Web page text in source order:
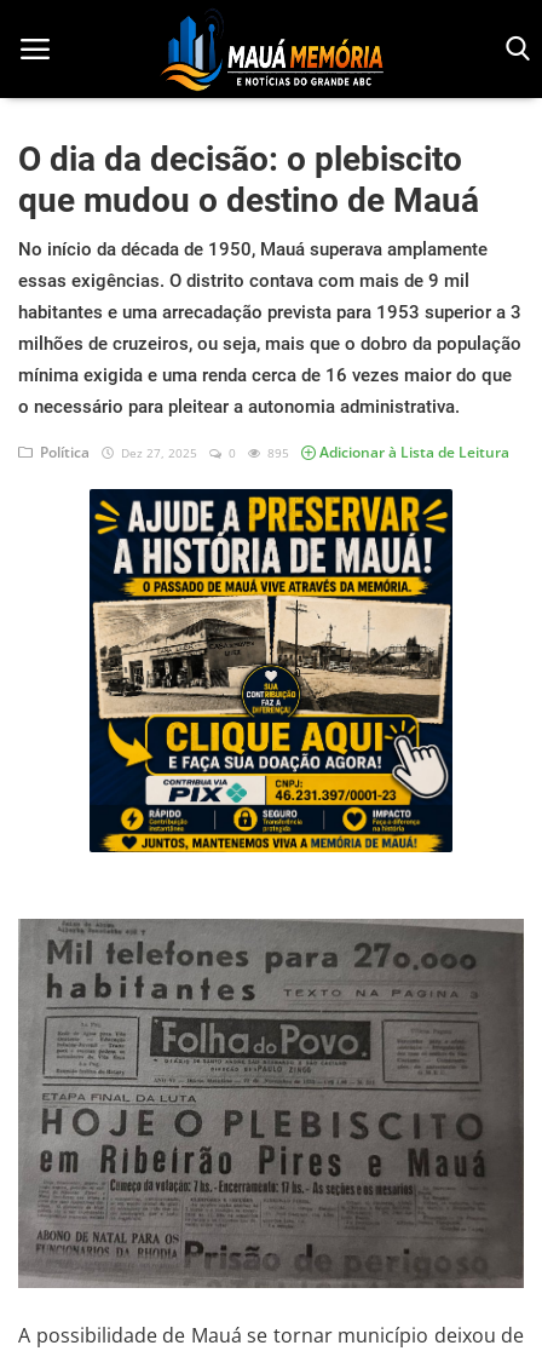
Início
Dorama
Notícias
Pop!
História
Geek
Esportes
Entrar
Registrar
Portuguese
O dia da decisão: o plebiscito
que mudou o destino de Mauá
No início da década de 1950, Mauá superava amplamente
essas exigências. O distrito contava com mais de 9 mil
habitantes e uma arrecadação prevista para 1953 superior a 3
milhões de cruzeiros, ou seja, mais que o dobro da população
mínima exigida e uma renda cerca de 16 vezes maior do que
o necessário para pleitear a autonomia administrativa.
Política Dez 27, 2025 0 895 Adicionar à Lista de Leitura
A possibilidade de Mauá se tornar município deixou de